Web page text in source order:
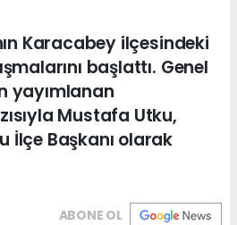
Karacabey ilçesindeki
başlattı. Genel
yayımlanan
Mustafa Utku,
İlçe Başkanı olarak
ABONE OL